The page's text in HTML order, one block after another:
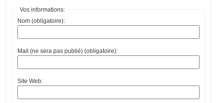
Vos informations:
Nom (obligatoire):
Mail (ne sera pas publié) (obligatoire):
Site Web: